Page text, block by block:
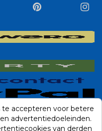
accepteren voor betere
advertentiedoeleinden.
van derden